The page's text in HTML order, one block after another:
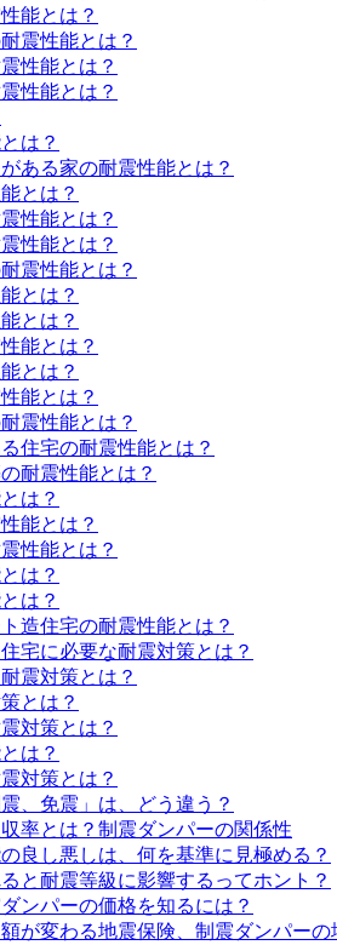
能とは？
震性能とは？
性能とは？
性能とは？
は？
ある家の耐震性能とは？
とは？
性能とは？
性能とは？
震性能とは？
とは？
とは？
能とは？
とは？
能とは？
震性能とは？
住宅の耐震性能とは？
耐震性能とは？
は？
能とは？
性能とは？
は？
は？
造住宅の耐震性能とは？
宅に必要な耐震対策とは？
震対策とは？
とは？
対策とは？
は？
対策とは？
、免震」は、どう違う？
率とは？制震ダンパーの関係性
良し悪しは、何を基準に見極める？
と耐震等級に影響するってホント？
ンパーの価格を知るには？
が変わる地震保険、制震ダンパーの